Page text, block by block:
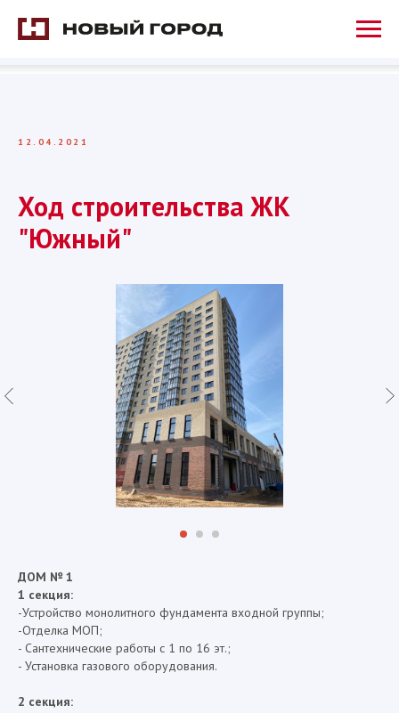
12.04.2021
Ход строительства ЖК
"Южный"
ДОМ № 1
1 секция:
-Устройство монолитного фундамента входной группы;
-Отделка МОП;
- Сантехнические работы с 1 по 16 эт.;
- Установка газового оборудования.
2 секция: